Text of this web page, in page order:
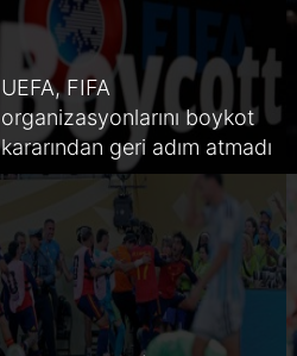
UEFA, FIFA
organizasyonlarını boykot
kararından geri adım atmadı